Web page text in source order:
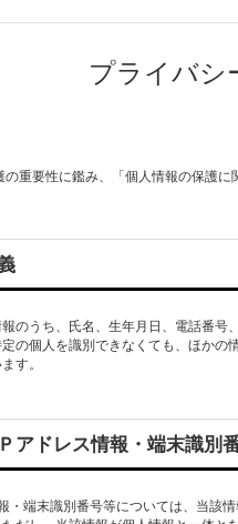
プライバシ
重要性に鑑み、「個人情報の保護
のうち、氏名、生年月日、電話番
の個人を識別できなくても、ほか
ドレス情報・端末識別
端末識別番号等については、当該